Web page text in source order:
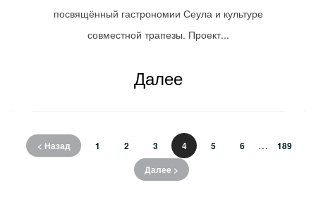
посвящённый гастрономии Сеула и культуре
совместной трапезы. Проект...
Далее
< Назад 1 2 3 4 5 6 …
189
Далее >